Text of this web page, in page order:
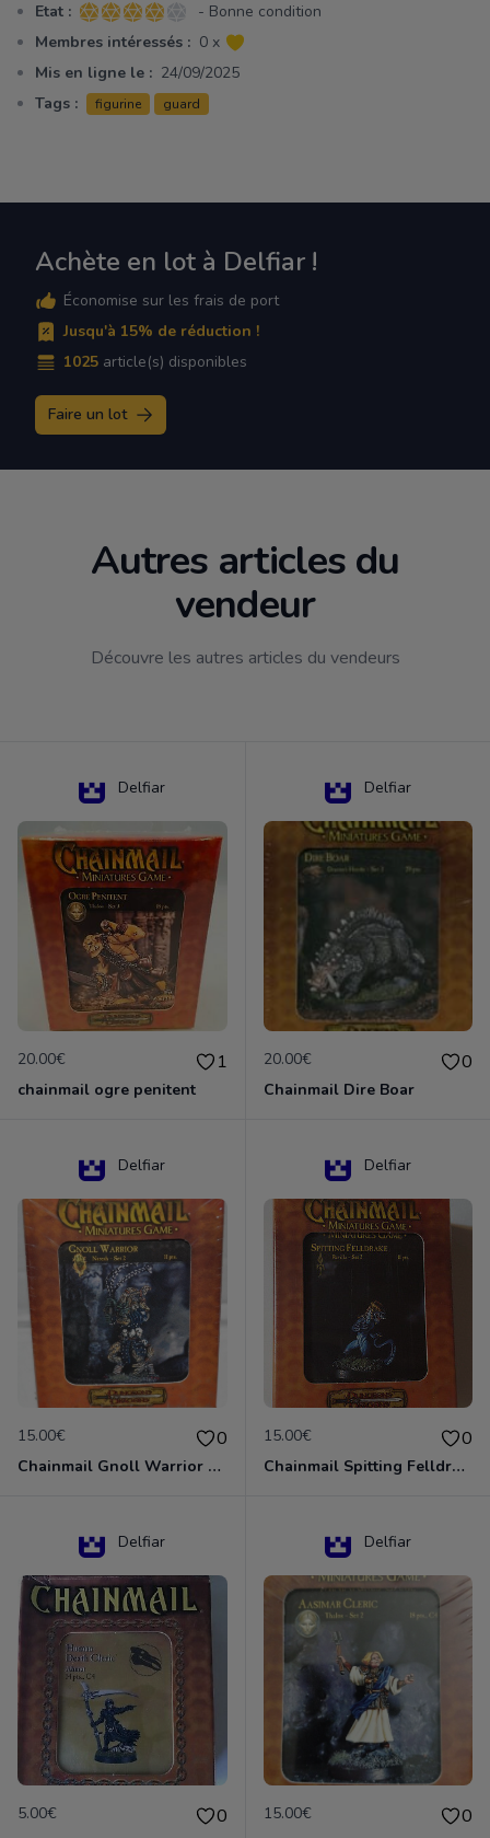
Etat : 4 sur 5 étoiles
- Bonne condition
Membres intéressés : 0 x
Mis en ligne le : 24/09/2025
Tags :
figurine guard
Achète en lot à Delfiar !
Économise sur les frais de port
Jusqu'à 15% de réduction !
1025 article(s) disponibles
Faire un lot
Autres articles du
vendeur
Découvre les autres articles du vendeurs
Delfiar
20.00€ 1
chainmail ogre penitent
Delfiar
20.00€ 0
Chainmail Dire Boar
Delfiar
15.00€ 0
Chainmail Gnoll Warrior Dungeons & Dragons
Delfiar
15.00€ 0
Chainmail Spitting Felldrake
Delfiar
5.00€ 0
Delfiar
15.00€ 0